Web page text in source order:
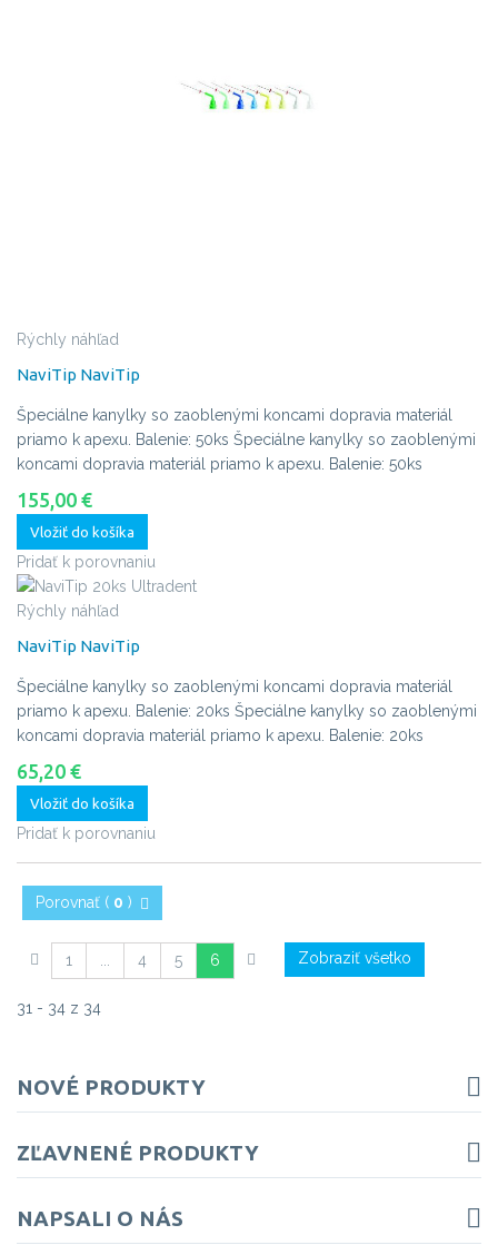
Rýchly náhľad
NaviTip NaviTip
Špeciálne kanylky so zaoblenými koncami dopravia materiál
priamo k apexu. Balenie: 50ks Špeciálne kanylky so zaoblenými
koncami dopravia materiál priamo k apexu. Balenie: 50ks
155,00 €
Vložiť do košíka
Pridať k porovnaniu
Rýchly náhľad
NaviTip NaviTip
Špeciálne kanylky so zaoblenými koncami dopravia materiál
priamo k apexu. Balenie: 20ks Špeciálne kanylky so zaoblenými
koncami dopravia materiál priamo k apexu. Balenie: 20ks
65,20 €
Vložiť do košíka
Pridať k porovnaniu
Porovnať ( 0 )
Zobraziť všetko
1 4 5 6
31 - 34 z 34
NOVÉ PRODUKTY
ZĽAVNENÉ PRODUKTY
NAPSALI O NÁS